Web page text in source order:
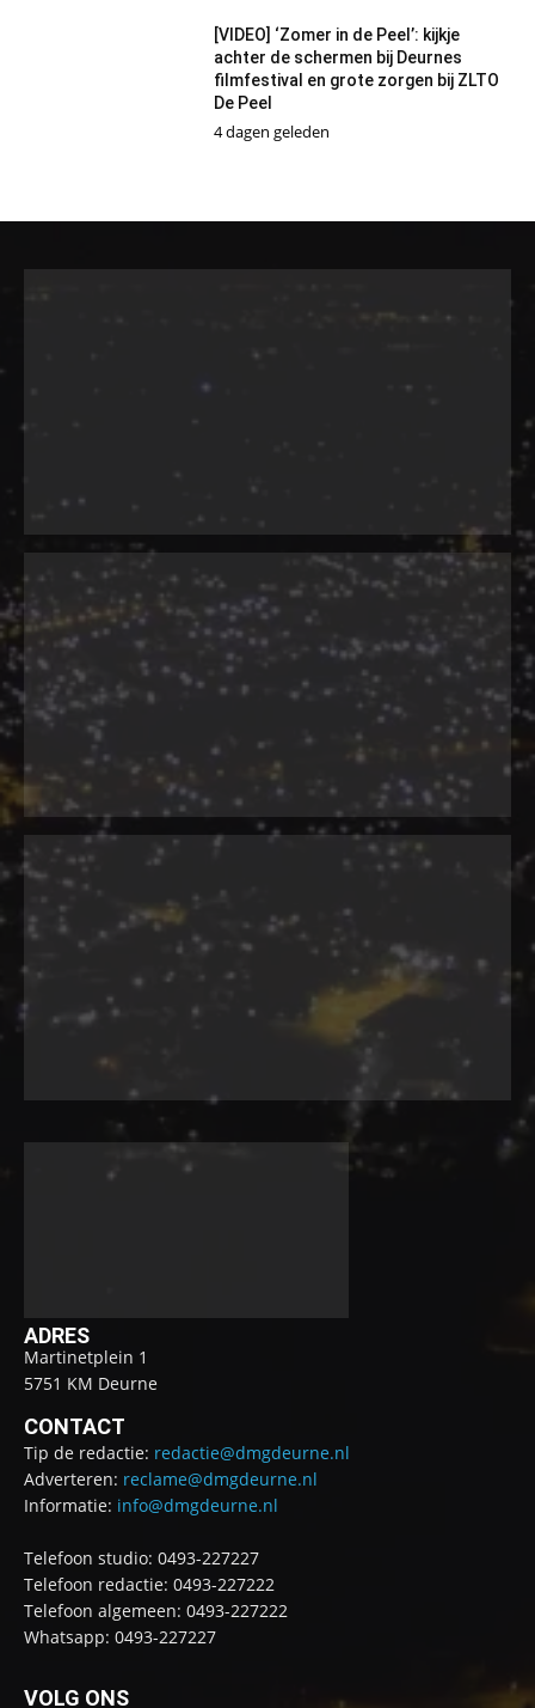
[VIDEO] ‘Zomer in de Peel’: kijkje
achter de schermen bij Deurnes
filmfestival en grote zorgen bij ZLTO
De Peel
4 dagen geleden
ADRES
Martinetplein 1
5751 KM Deurne
CONTACT
Tip de redactie: redactie@dmgdeurne.nl
Adverteren: reclame@dmgdeurne.nl
Informatie: info@dmgdeurne.nl
Telefoon studio: 0493-227227
Telefoon redactie: 0493-227222
Telefoon algemeen: 0493-227222
Whatsapp: 0493-227227
VOLG ONS